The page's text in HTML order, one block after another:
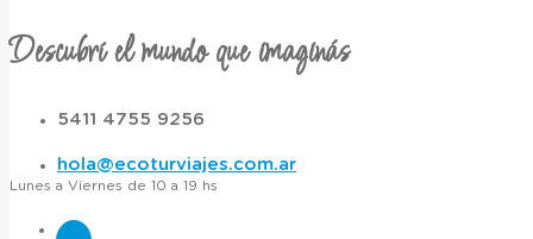
Descubrí el mundo que imaginás
5411 4755 9256
hola@ecoturviajes.com.ar
Lunes a Viernes de 10 a 19 hs